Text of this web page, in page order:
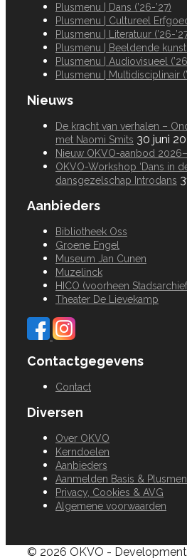
Plusmenu | Dans (’26-’27)
Plusmenu | Cultureel
Plusmenu | Literatuur (’26-
Plusmenu | Beeldende kunst
Plusmenu | Audiovisueel
Plusmenu | Multidisciplinair
Nieuws
De kracht van verhalen –
met Naomi Smits 30 juni
Nieuw OKVO-aanbod
OKVO-Workshop ‘Dans in
dansgezelschap Introdans
Aanbieders
Bibliotheek Oss
Groene Engel
Museum Jan Cunen
Muzelinck
HICO (voorheen
Theater De Lievekamp
Contactgegevens
Contact
Diversen
Over OKVO
Kerndoelen
Aanbieders
Aanmelden Basis &
Privacy, Cookies & AVG
Algemene voorwaarden
© 2026 OKVO - Development